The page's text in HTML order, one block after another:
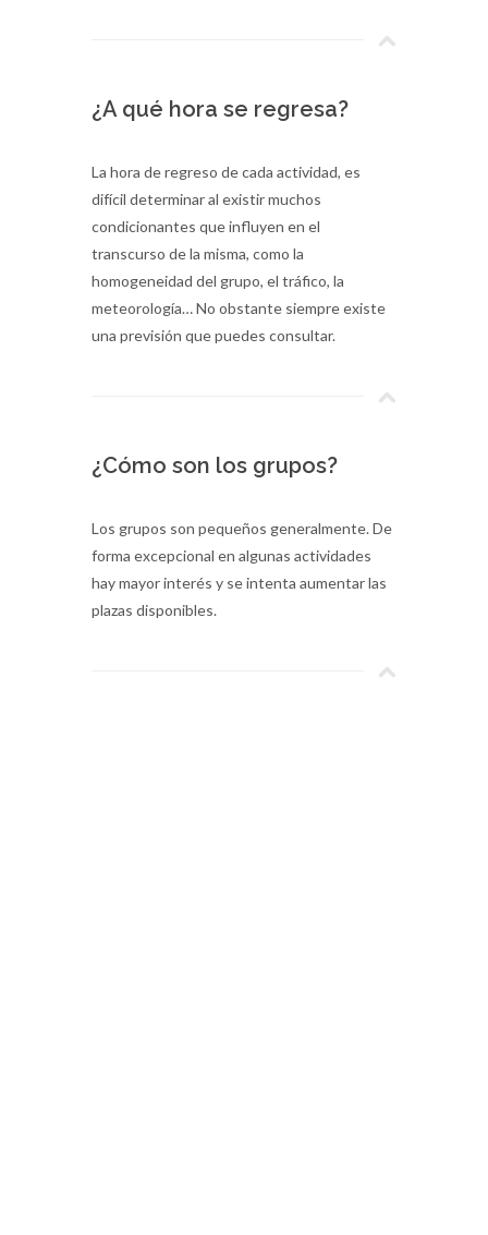
¿A qué hora se regresa?
La hora de regreso de cada actividad, es
difícil determinar al existir muchos
condicionantes que influyen en el
transcurso de la misma, como la
homogeneidad del grupo, el tráfico, la
meteorología… No obstante siempre existe
una previsión que puedes consultar.
¿Cómo son los grupos?
Los grupos son pequeños generalmente. De
forma excepcional en algunas actividades
hay mayor interés y se intenta aumentar las
plazas disponibles.